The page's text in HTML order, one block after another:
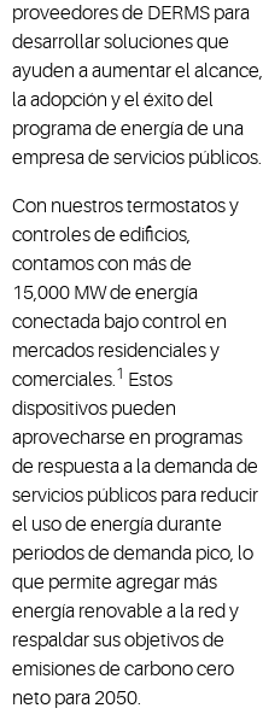
proveedores de DERMS para
desarrollar soluciones que
ayuden a aumentar el alcance,
la adopción y el éxito del
programa de energía de una
empresa de servicios públicos.
Con nuestros termostatos y
controles de edificios,
contamos con más de
15,000 MW de energía
conectada bajo control en
mercados residenciales y
comerciales.1 Estos
dispositivos pueden
aprovecharse en programas
de respuesta a la demanda de
servicios públicos para reducir
el uso de energía durante
periodos de demanda pico, lo
que permite agregar más
energía renovable a la red y
respaldar sus objetivos de
emisiones de carbono cero
neto para 2050.